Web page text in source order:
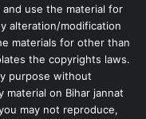
use the material for
alteration/modification
materials for other than
the copyrights laws.
purpose without
material on Bihar jannat
may not reproduce,